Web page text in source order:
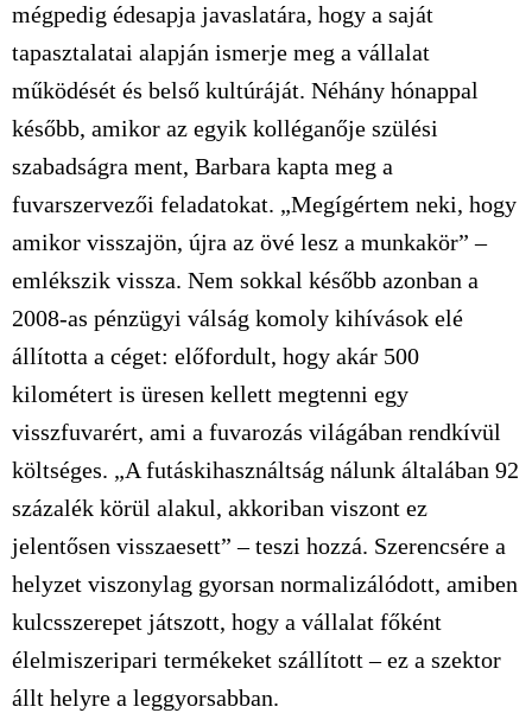
mégpedig édesapja javaslatára, hogy a saját
tapasztalatai alapján ismerje meg a vállalat
működését és belső kultúráját. Néhány hónappal
később, amikor az egyik kolléganője szülési
szabadságra ment, Barbara kapta meg a
fuvarszervezői feladatokat. „Megígértem neki, hogy
amikor visszajön, újra az övé lesz a munkakör” –
emlékszik vissza. Nem sokkal később azonban a
2008-as pénzügyi válság komoly kihívások elé
állította a céget: előfordult, hogy akár 500
kilométert is üresen kellett megtenni egy
visszfuvarért, ami a fuvarozás világában rendkívül
költséges. „A futáskihasználtság nálunk általában 92
százalék körül alakul, akkoriban viszont ez
jelentősen visszaesett” – teszi hozzá. Szerencsére a
helyzet viszonylag gyorsan normalizálódott, amiben
kulcsszerepet játszott, hogy a vállalat főként
élelmiszeripari termékeket szállított – ez a szektor
állt helyre a leggyorsabban.